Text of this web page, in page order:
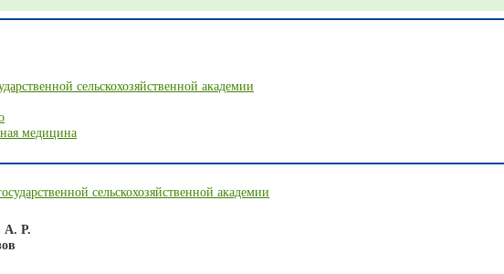
сельскохозяйственной академии
медицина
сельскохозяйственной академии
А. Р.